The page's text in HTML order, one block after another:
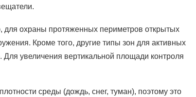
для охраны протяженных периметров открытых
Кроме того, другие типы зон для активных
Для увеличения вертикальной площади контроля
среды (дождь, снег, туман), поэтому это